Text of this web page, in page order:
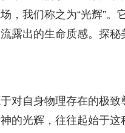
，我们称之为“光辉”
露出的生命质感。探
对自身物理存在的极
的光辉，往往起始于